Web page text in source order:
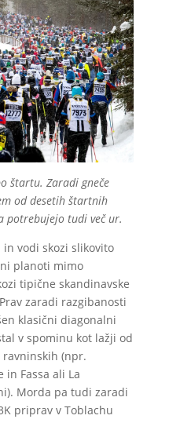
štartu. Zaradi gneče
od desetih štartnih
potrebujejo tudi več ur.
vodi skozi slikovito
planoti mimo
tipične skandinavske
zaradi razgibanosti
klasični diagonalni
v spominu kot lažji od
(npr.
in Fassa ali La
Morda pa tudi zaradi
priprav v Toblachu